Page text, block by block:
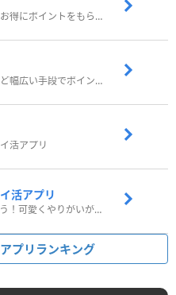
歩いてポイ活！日常生活でお得にポイントをもらおう
歩いたりアンケート回答など幅広い手段でポイントをゲット
活アプリ
活アプリ
ペットを育ってポイ活しよう！可愛くやりがいがある新感覚アプリ
プリランキング